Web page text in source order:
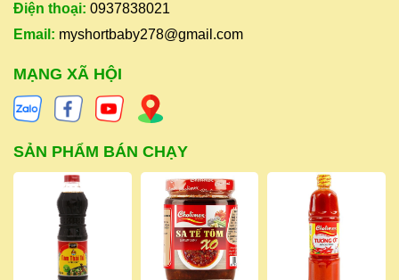
Điện thoại: 0937838021
Email: myshortbaby278@gmail.com
MẠNG XÃ HỘI
SẢN PHẨM BÁN CHẠY